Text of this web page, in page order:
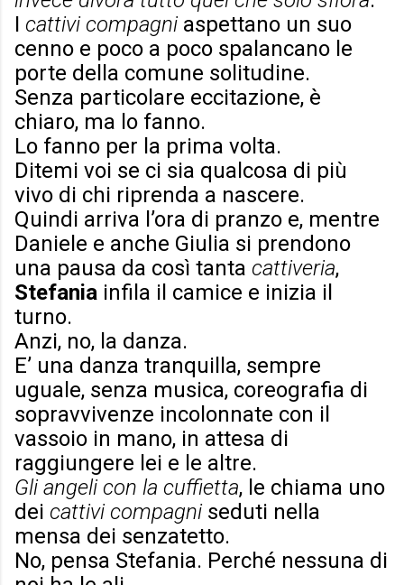
I cattivi compagniaspettano un suo
cenno e poco a poco spalancano le
porte della comune solitudine.
Senza particolare eccitazione, è
chiaro, ma lo fanno.
Lo fanno per la prima volta.
Ditemi voi se ci sia qualcosa di più
vivo di chi riprenda a nascere.
Quindi arriva l’ora di pranzo e, mentre
Daniele e anche Giulia si prendono
una pausa da così tanta cattiveria,
Stefania infila il camice e inizia il
turno.
Anzi, no, la danza.
E’ una danza tranquilla, sempre
uguale, senza musica, coreografia di
sopravvivenze incolonnate con il
vassoio in mano, in attesa di
raggiungere lei e le altre.
Gli angeli con la cuffietta, le chiama uno
dei cattivi compagniseduti nella
mensa dei senzatetto.
No, pensa Stefania. Perché nessuna di